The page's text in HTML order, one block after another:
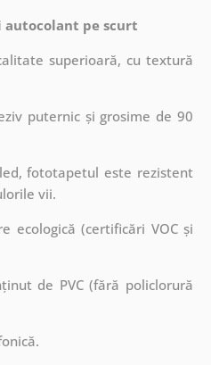
pe scurt
superioară, cu textură
puternic și grosime de 90
fototapetul este rezistent
vii.
ecologică (certificări VOC și
de PVC (fără policlorură